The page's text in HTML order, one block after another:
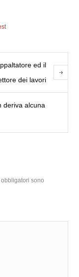
ed il
dei lavori
deriva alcuna
obbligatori sono